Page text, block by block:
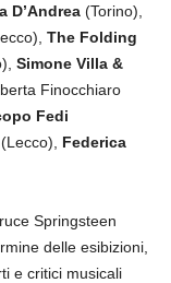
D’Andrea (Torino),
The Folding
Simone Villa &
Finocchiaro
Fedi
(Lecco), Federica
Springsteen
delle esibizioni,
e critici musicali